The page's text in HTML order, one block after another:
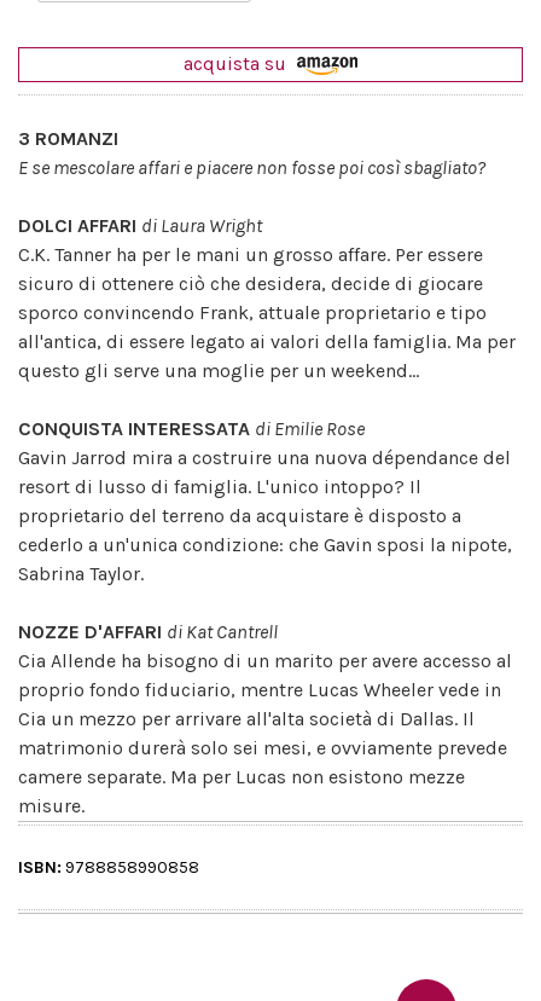
acquista su
3 ROMANZI
E se mescolare affari e piacere non fosse poi così sbagliato?
DOLCI AFFARI di Laura Wright
C.K. Tanner ha per le mani un grosso affare. Per essere
sicuro di ottenere ciò che desidera, decide di giocare
sporco convincendo Frank, attuale proprietario e tipo
all'antica, di essere legato ai valori della famiglia. Ma per
questo gli serve una moglie per un weekend...
CONQUISTA INTERESSATA di Emilie Rose
Gavin Jarrod mira a costruire una nuova dépendance del
resort di lusso di famiglia. L'unico intoppo? Il
proprietario del terreno da acquistare è disposto a
cederlo a un'unica condizione: che Gavin sposi la nipote,
Sabrina Taylor.
NOZZE D'AFFARI di Kat Cantrell
Cia Allende ha bisogno di un marito per avere accesso al
proprio fondo fiduciario, mentre Lucas Wheeler vede in
Cia un mezzo per arrivare all'alta società di Dallas. Il
matrimonio durerà solo sei mesi, e ovviamente prevede
camere separate. Ma per Lucas non esistono mezze
misure.
ISBN: 9788858990858